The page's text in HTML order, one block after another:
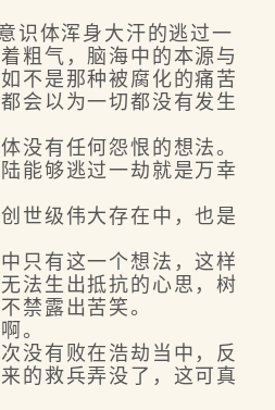
体浑身大汗的逃过一
粗气，脑海中的本源与
不是那种被腐化的痛苦
会以为一切都没有发生
有任何怨恨的想法。
够逃过一劫就是万幸
级伟大存在中，也是
有这一个想法，这样
法生出抵抗的心思，树
禁露出苦笑。
。
有败在浩劫当中，反
的救兵弄没了，这可真